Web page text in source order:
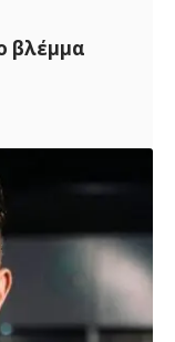
βλέμμα